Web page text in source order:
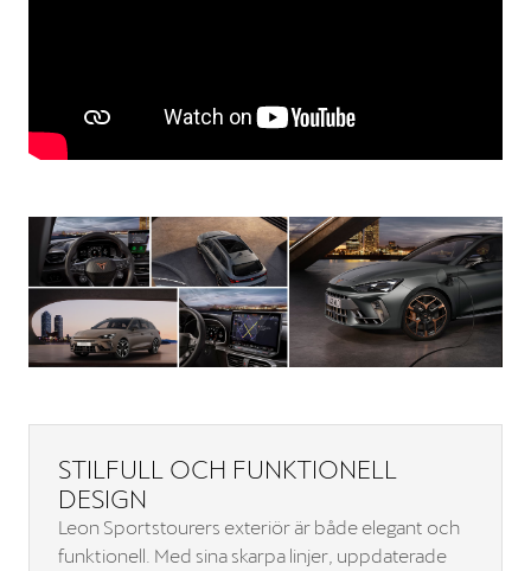
STILFULL OCH FUNKTIONELL
DESIGN
Leon Sportstourers exteriör är både elegant och
funktionell. Med sina skarpa linjer, uppdaterade